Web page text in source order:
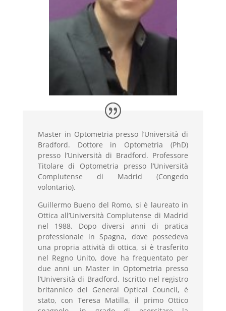
Master in Optometria presso l’Università di
Bradford. Dottore in Optometria (PhD)
presso l’Università di Bradford. Professore
Titolare di Optometria presso l’Università
Complutense di Madrid (Congedo
volontario).
Guillermo Bueno del Romo, si è laureato in
Ottica all’Università Complutense di Madrid
nel 1988. Dopo diversi anni di pratica
professionale in Spagna, dove possedeva
una propria attività di ottica, si è trasferito
nel Regno Unito, dove ha frequentato per
due anni un Master in Optometria presso
l’Università di Bradford. Iscritto nel registro
britannico del General Optical Council, è
stato, con Teresa Matilla, il primo Ottico